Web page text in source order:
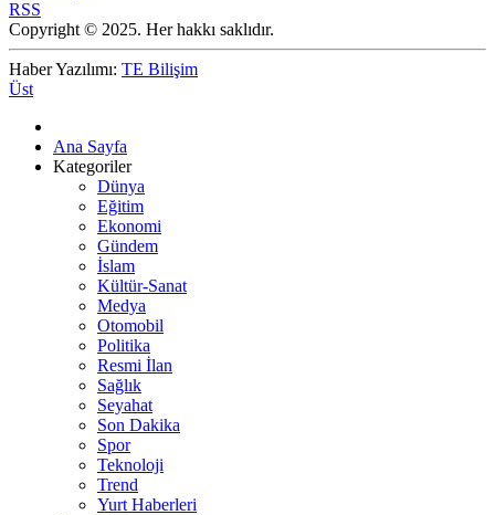
RSS
Copyright © 2025. Her hakkı saklıdır.
Haber Yazılımı: TE Bilişim
Üst
Ana Sayfa
Kategoriler
Dünya
Eğitim
Ekonomi
Gündem
İslam
Kültür-Sanat
Medya
Otomobil
Politika
Resmi İlan
Sağlık
Seyahat
Son Dakika
Spor
Teknoloji
Trend
Yurt Haberleri